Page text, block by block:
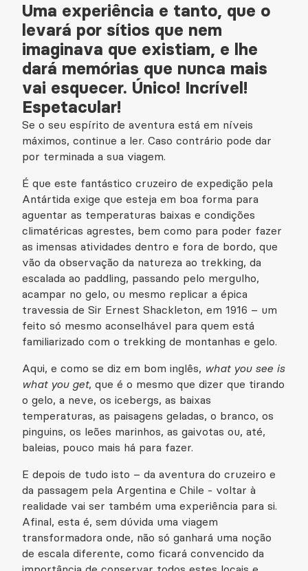
Uma experiência e tanto, que o
levará por sítios que nem
imaginava que existiam, e lhe
dará memórias que nunca mais
vai esquecer. Único! Incrível!
Espetacular!
Se o seu espírito de aventura está em níveis
máximos, continue a ler. Caso contrário pode dar
por terminada a sua viagem.
É que este fantástico cruzeiro de expedição pela
Antártida exige que esteja em boa forma para
aguentar as temperaturas baixas e condições
climatéricas agrestes, bem como para poder fazer
as imensas atividades dentro e fora de bordo, que
vão da observação da natureza ao trekking, da
escalada ao paddling, passando pelo mergulho,
acampar no gelo, ou mesmo replicar a épica
travessia de Sir Ernest Shackleton, em 1916 – um
feito só mesmo aconselhável para quem está
familiarizado com o trekking de montanhas e gelo.
Aqui, e como se diz em bom inglês, what you see is
what you get, que é o mesmo que dizer que tirando
o gelo, a neve, os icebergs, as baixas
temperaturas, as paisagens geladas, o branco, os
pinguins, os leões marinhos, as gaivotas ou, até,
baleias, pouco mais há para fazer.
E depois de tudo isto – da aventura do cruzeiro e
da passagem pela Argentina e Chile - voltar à
realidade vai ser também uma experiência para si.
Afinal, esta é, sem dúvida uma viagem
transformadora onde, não só ganhará uma noção
de escala diferente, como ficará convencido da